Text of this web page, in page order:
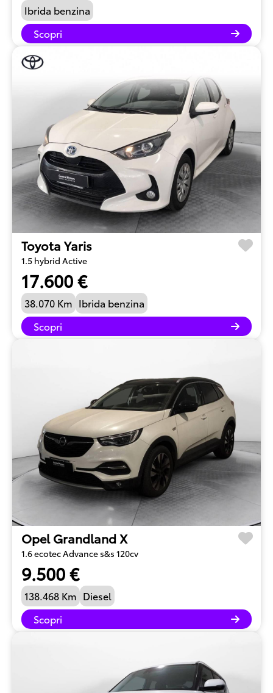
Ibrida benzina
Scopri
Toyota Yaris
1.5 hybrid Active
17.600 €
38.070 Km Ibrida benzina
Scopri
Opel Grandland X
1.6 ecotec Advance s&s 120cv
9.500 €
138.468 Km Diesel
Scopri